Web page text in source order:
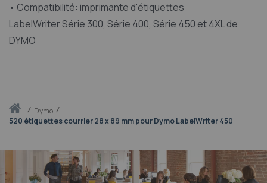
Accueildymo
520 étiquettes courrier 28 x 89 mm pour Dymo LabelWriter 450
• Compatibilité: imprimante d'étiquettes
LabelWriter Série 300, Série 400, Série 450 et 4XL de
DYMO